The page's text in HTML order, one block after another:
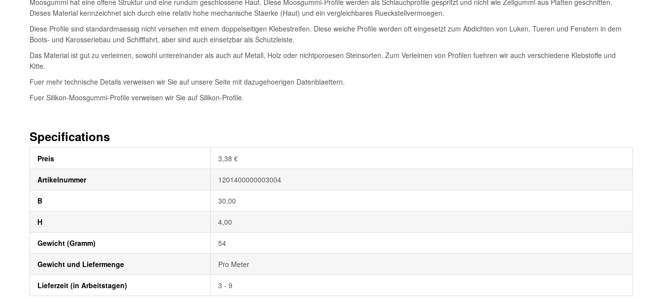
Moosgummi hat eine offene Struktur und eine rundum geschlossene Haut. Diese Moosgummi-Profile werden als Schlauchprofile gespritzt und nicht wie Zellgummi aus Platten geschnitten.
Dieses Material kennzeichnet sich durch eine relativ hohe mechanische Staerke (Haut) und ein vergleichbares Rueckstellvermoegen.
Diese Profile sind standardmaessig nicht versehen mit einem doppelseitigen Klebestreifen. Diese weiche Profile werden oft eingesetzt zum Abdichten von Luken, Tueren und Fenstern in dem
Boots- und Karosseriebau und Schifffahrt, aber sind auch einsetzbar als Schutzleiste.
Das Material ist gut zu verleimen, sowohl untereinander als auch auf Metall, Holz oder nichtporoesen Steinsorten. Zum Verleimen von Profilen fuehren wir auch verschiedene Klebstoffe und
Kitte.
Fuer mehr technische Details verweisen wir Sie auf unsere Seite mit dazugehoerigen Datenblaettern.
Fuer Silikon-Moosgummi-Profile verweisen wir Sie auf Silikon-Profile.
Specifications
Informationen
Preis 3,38 €
Artikelnummer 1201400000003004
B 30,00
H 4,00
Gewicht (Gramm) 54
Gewicht und Liefermenge Pro Meter
Lieferzeit (in Arbeitstagen) 3 - 9